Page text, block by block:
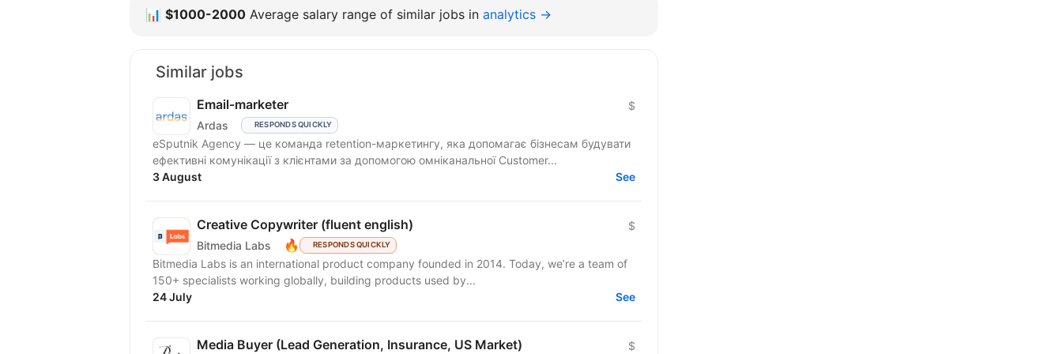
📊 $1000-2000 Average salary range of similar jobs in analytics →
Similar jobs
Email-marketer
Ardas RESPONDS QUICKLY
$
eSputnik Agency — це команда retention-маркетингу, яка допомагає бізнесам будувати
ефективні комунікації з клієнтами за допомогою омніканальної Customer...
3 August
See
Creative Copywriter (fluent english)
Bitmedia Labs 🔥 RESPONDS QUICKLY
$
Bitmedia Labs is an international product company founded in 2014. Today, we’re a team of
150+ specialists working globally, building products used by...
24 July
See
Media Buyer (Lead Generation, Insurance, US Market) $